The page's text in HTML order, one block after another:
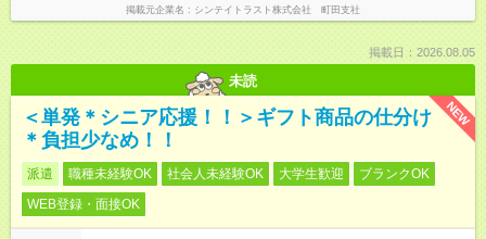
掲載元企業名 シンテイトラスト株式会社 町田支社
掲載日：2026.08.05
未読
NEW
＜単発＊シニア応援！！＞ギフト商品の仕分け
＊負担少なめ！！
派遣 職種未経験OK 社会人未経験OK 大学生歓迎
ブランクOK
WEB登録・面接OK